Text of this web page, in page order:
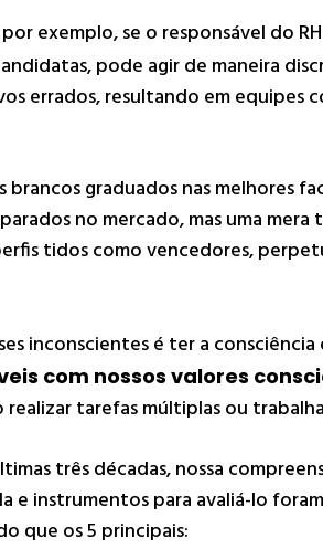
exemplo, se o responsável do
pode agir de maneira
errados, resultando em equipes
brancos graduados nas melhores
no mercado, mas uma
tidos como vencedores,
inconscientes é ter a
com nossos valores
realizar tarefas múltiplas ou
três décadas, nossa
e instrumentos para avaliá-lo
que os 5 principais: